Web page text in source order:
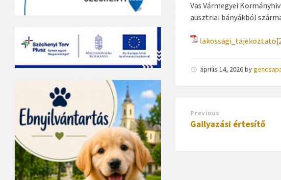
Vas Vármegyei
ausztriai bányákból
április 14, 2026by
Previous
Gallyazási értesítő